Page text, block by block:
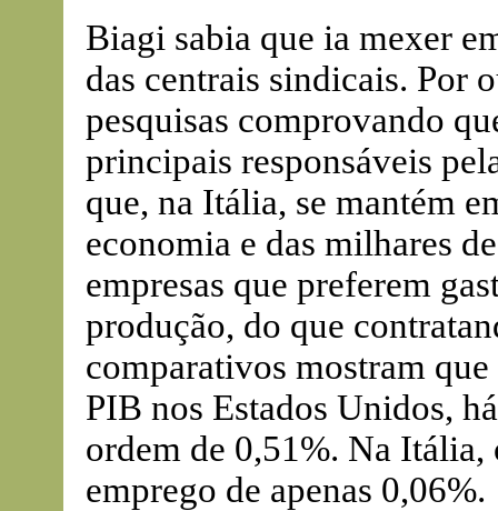
Biagi sabia que ia mexer
das centrais sindicais. Por
pesquisas comprovando
principais responsáveis
que, na Itália, se mantém
economia e das milhares
empresas que preferem
produção, do que
comparativos mostram
PIB nos Estados Unidos,
ordem de 0,51%. Na Itália,
emprego de apenas 0,06%.